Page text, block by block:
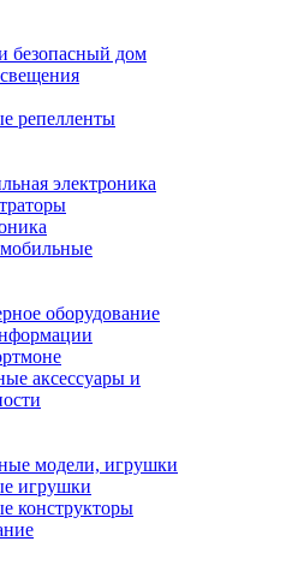
безопасный дом
репелленты
электроника
оборудование
аксессуары и
модели, игрушки
игрушки
конструкторы